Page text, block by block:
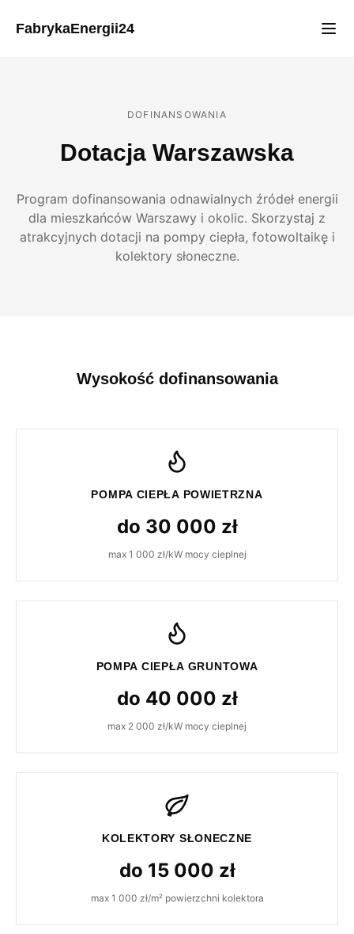
FabrykaEnergii24
DOFINANSOWANIA
Dotacja Warszawska
Program dofinansowania odnawialnych źródeł energii
dla mieszkańców Warszawy i okolic. Skorzystaj z
atrakcyjnych dotacji na pompy ciepła, fotowoltaikę i
kolektory słoneczne.
Wysokość dofinansowania
POMPA CIEPŁA POWIETRZNA
do 30 000 zł
max 1 000 zł/kW mocy cieplnej
POMPA CIEPŁA GRUNTOWA
do 40 000 zł
max 2 000 zł/kW mocy cieplnej
KOLEKTORY SŁONECZNE
do 15 000 zł
max 1 000 zł/m² powierzchni kolektora